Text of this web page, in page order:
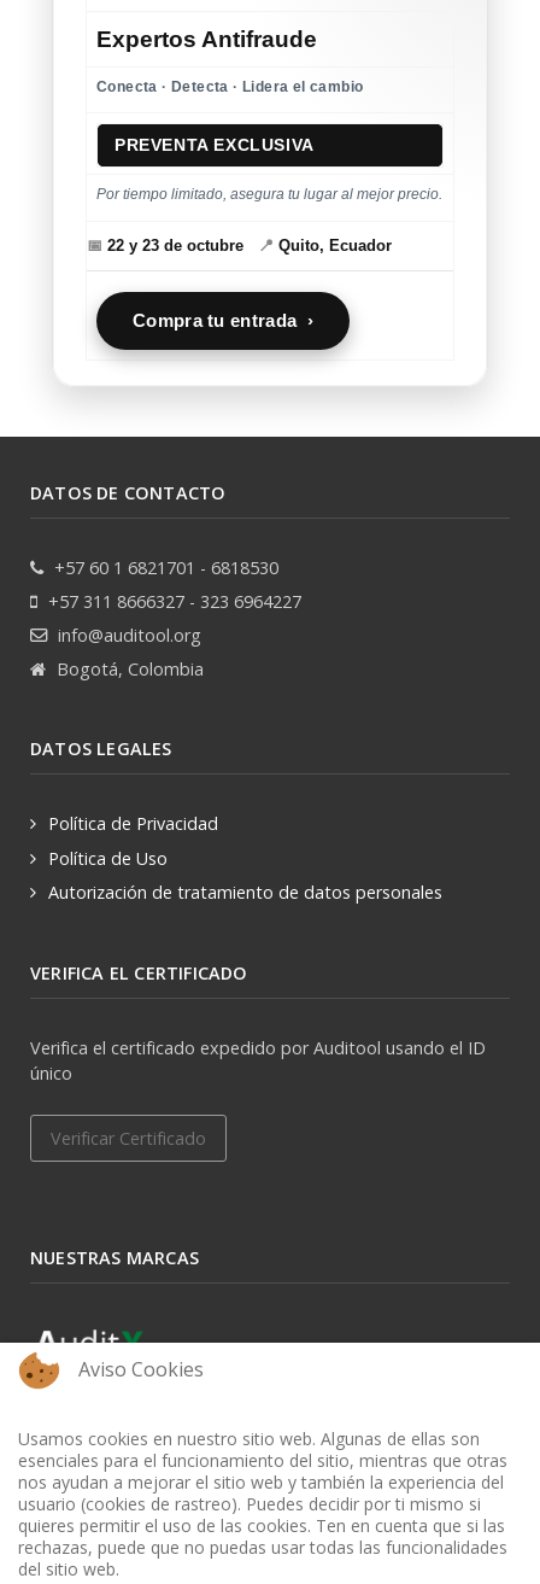
Expertos Antifraude
Conecta · Detecta · Lidera el cambio
PREVENTA EXCLUSIVA
Por tiempo limitado, asegura tu lugar al mejor precio.
📅 22 y 23 de octubre 📍 Quito, Ecuador
Compra tu entrada ›
DATOS DE CONTACTO
+57 60 1 6821701 - 6818530
+57 311 8666327 - 323 6964227
info@auditool.org
Bogotá, Colombia
DATOS LEGALES
Política de Privacidad
Política de Uso
Autorización de tratamiento de datos personales
VERIFICA EL CERTIFICADO
Verifica el certificado expedido por Auditool usando el ID
único
Verificar Certificado
NUESTRAS MARCAS
Aviso Cookies
Usamos cookies en nuestro sitio web. Algunas de ellas son
esenciales para el funcionamiento del sitio, mientras que otras
nos ayudan a mejorar el sitio web y también la experiencia del
usuario (cookies de rastreo). Puedes decidir por ti mismo si
quieres permitir el uso de las cookies. Ten en cuenta que si las
rechazas, puede que no puedas usar todas las funcionalidades
del sitio web.